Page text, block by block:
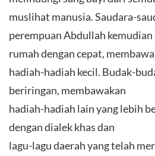
muslihat manusia. Saudara-
perempuan Abdullah
rumah dengan cepat,
hadiah-hadiah kecil. Budak-
beriringan, membawakan
hadiah-hadiah lain yang lebih
dengan dialek khas dan
lagu-lagu daerah yang telah